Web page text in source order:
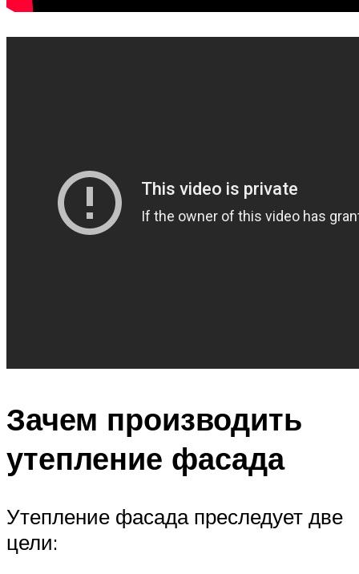
Зачем производить
утепление фасада
Утепление фасада преследует две
цели: